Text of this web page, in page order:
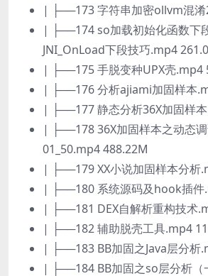
| ├──173 字符串加密ollvm混
| ├──174 so加载初始化函数下
JNI_OnLoad下段技巧.mp4
| ├──175 手脱变种UPX壳.mp4
| ├──176 分析ajiami加固样本
| ├──177 静态分析36X加固样
| ├──178 36X加固样本之动态
01_50.mp4 488.22M
| ├──179 XX小说加固样本分析
| ├──180 系统源码及hook插件
| ├──181 DEX自解析重构技术
| ├──182 辅助脱壳工具.mp4
| ├──183 BB加固之Java层分析
| ├──184 BB加固之so层分析（